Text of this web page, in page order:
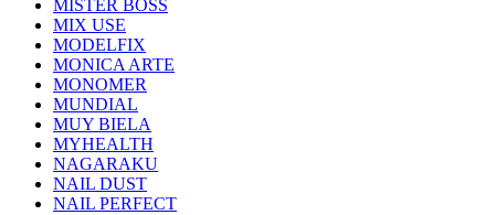
MISTER BOSS
MIX USE
MODELFIX
MONICA ARTE
MONOMER
MUNDIAL
MUY BIELA
MYHEALTH
NAGARAKU
NAIL DUST
NAIL PERFECT